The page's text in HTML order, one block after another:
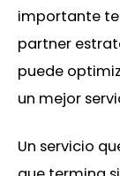
importante
partner
puede
un mejor
Un servicio